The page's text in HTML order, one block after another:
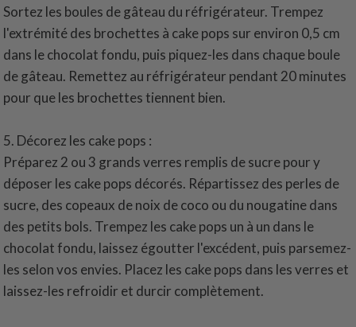
Sortez les boules de gâteau du réfrigérateur. Trempez
l'extrémité des brochettes à cake pops sur environ 0,5 cm
dans le chocolat fondu, puis piquez-les dans chaque boule
de gâteau. Remettez au réfrigérateur pendant 20 minutes
pour que les brochettes tiennent bien.
5. Décorez les cake pops :
Préparez 2 ou 3 grands verres remplis de sucre pour y
déposer les cake pops décorés. Répartissez des perles de
sucre, des copeaux de noix de coco ou du nougatine dans
des petits bols. Trempez les cake pops un à un dans le
chocolat fondu, laissez égoutter l'excédent, puis parsemez-
les selon vos envies. Placez les cake pops dans les verres et
laissez-les refroidir et durcir complètement.